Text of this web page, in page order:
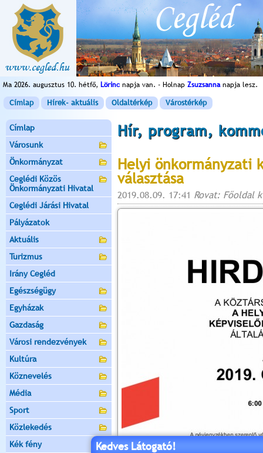
Ma 2026. augusztus 10. hétfő, Lörinc napja van. - Holnap Zsuzsannanapja lesz.
Címlap Hírek- aktuális Oldaltérkép Várostérkép
Címlap
Városunk
Önkormányzat
Ceglédi Közös
Önkormányzati Hivatal
Ceglédi Járási Hivatal
Pályázatok
Aktuális
Turizmus
Irány Cegléd
Egészségügy
Egyházak
Gazdaság
Városi rendezvények
Kultúra
Köznevelés
Média
Sport
Közlekedés
Kék fény
Hír, program,
Helyi önkormányzati
választása
2019.08.09. 17:41 Rovat: Főoldal
Kedves Látogató!